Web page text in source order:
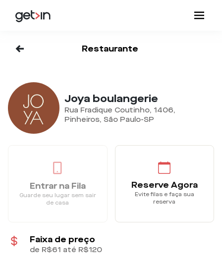
<- Restaurante
Joya boulangerie
Rua Fradique Coutinho, 1406,
Pinheiros, São Paulo-SP
Entrar na Fila
Guarde seu lugar sem sair
de casa
Reserve Agora
Evite filas e faça sua
reserva
Faixa de preço
de R$61 até R$120